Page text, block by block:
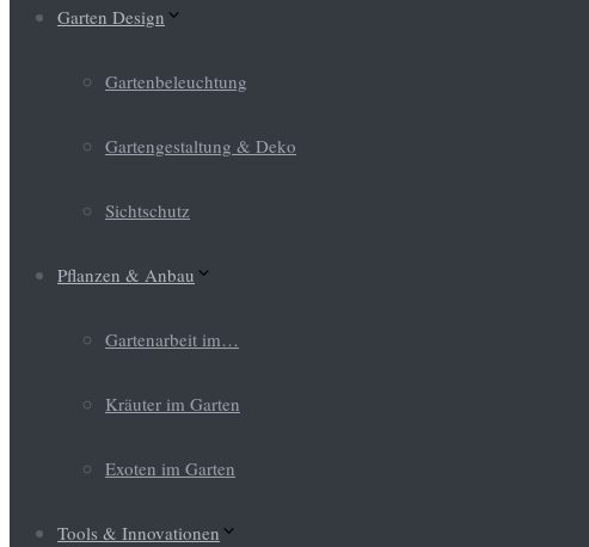
Garten Design
Gartenbeleuchtung
Gartengestaltung & Deko
Sichtschutz
Pflanzen & Anbau
Gartenarbeit im…
Kräuter im Garten
Exoten im Garten
Tools & Innovationen